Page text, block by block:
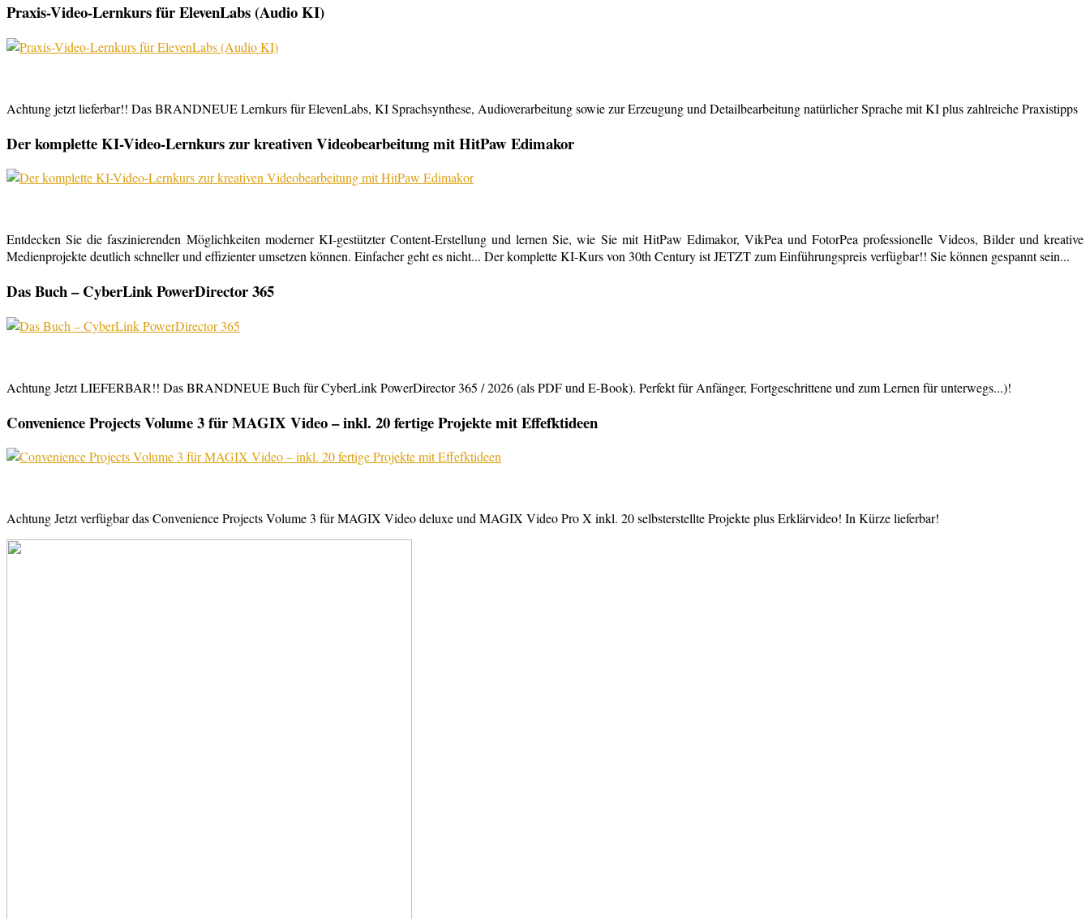
Praxis-Video-Lernkurs für ElevenLabs (Audio KI)
Achtung jetzt lieferbar!! Das BRANDNEUE Lernkurs für ElevenLabs, KI Sprachsynthese, Audioverarbeitung sowie zur Erzeugung und Detailbearbeitung natürlicher Sprache mit KI plus zahlreiche Praxistipps
Der komplette KI-Video-Lernkurs zur kreativen Videobearbeitung mit HitPaw Edimakor
Entdecken Sie die faszinierenden Möglichkeiten moderner KI-gestützter Content-Erstellung und lernen Sie, wie Sie mit HitPaw Edimakor, VikPea und FotorPea professionelle Videos, Bilder und kreative
Medienprojekte deutlich schneller und effizienter umsetzen können. Einfacher geht es nicht... Der komplette KI-Kurs von 30th Century ist JETZT zum Einführungspreis verfügbar!! Sie können gespannt sein...
Das Buch – CyberLink PowerDirector 365
Achtung Jetzt LIEFERBAR!! Das BRANDNEUE Buch für CyberLink PowerDirector 365 / 2026 (als PDF und E-Book). Perfekt für Anfänger, Fortgeschrittene und zum Lernen für unterwegs...)!
Convenience Projects Volume 3 für MAGIX Video – inkl. 20 fertige Projekte mit Effefktideen
Achtung Jetzt verfügbar das Convenience Projects Volume 3 für MAGIX Video deluxe und MAGIX Video Pro X inkl. 20 selbsterstellte Projekte plus Erklärvideo! In Kürze lieferbar!